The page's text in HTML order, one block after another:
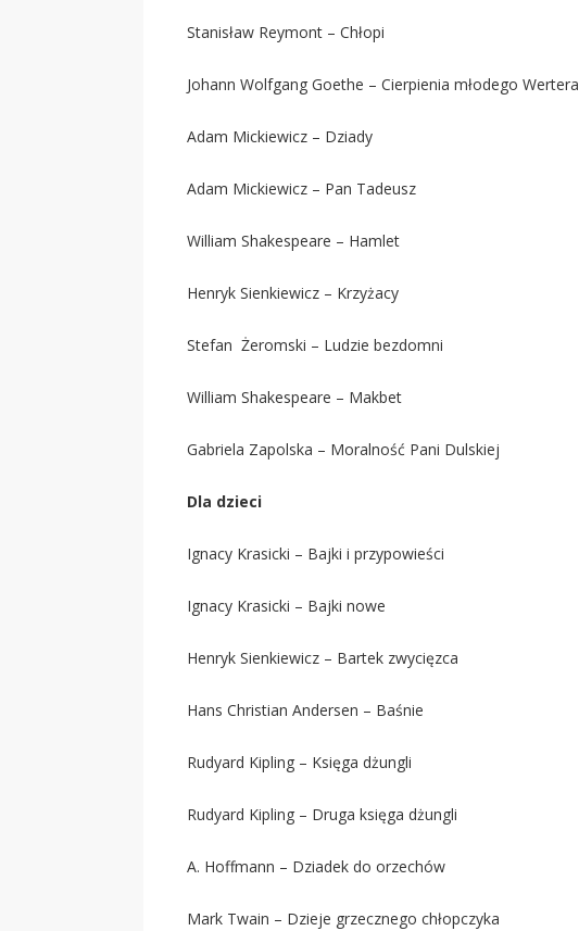
Stanisław Reymont – Chłopi
Johann Wolfgang Goethe – Cierpienia młodego Wertera
Adam Mickiewicz – Dziady
Adam Mickiewicz – Pan Tadeusz
William Shakespeare – Hamlet
Henryk Sienkiewicz – Krzyżacy
Stefan Żeromski – Ludzie bezdomni
William Shakespeare – Makbet
Gabriela Zapolska – Moralność Pani Dulskiej
Dla dzieci
Ignacy Krasicki – Bajki i przypowieści
Ignacy Krasicki – Bajki nowe
Henryk Sienkiewicz – Bartek zwycięzca
Hans Christian Andersen – Baśnie
Rudyard Kipling – Księga dżungli
Rudyard Kipling – Druga księga dżungli
A. Hoffmann – Dziadek do orzechów
Mark Twain – Dzieje grzecznego chłopczyka